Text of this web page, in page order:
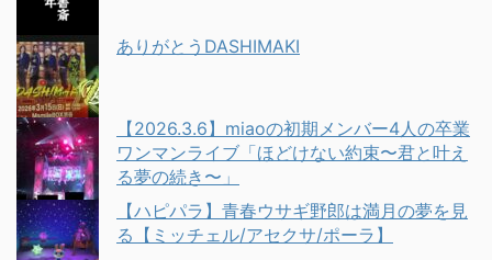
ありがとうDASHIMAKI
【2026.3.6】miaoの初期メンバー4人の卒業
ワンマンライブ「ほどけない約束〜君と叶え
る夢の続き〜」
【ハピパラ】青春ウサギ野郎は満月の夢を見
る【ミッチェル/アセクサ/ポーラ】